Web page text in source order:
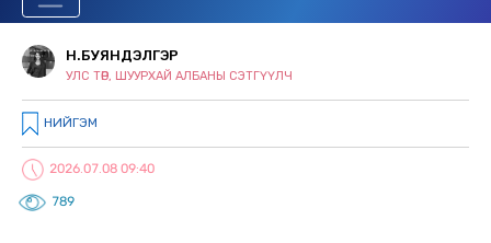
Н.БУЯНДЭЛГЭР
УЛС ТӨР, ШУУРХАЙ АЛБАНЫ СЭТГҮҮЛЧ
НИЙГЭМ
2026.07.08 09:40
789